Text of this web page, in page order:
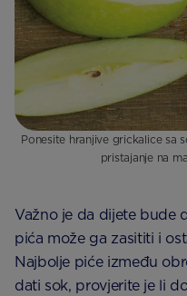
Ponesite hranjive grickalice sa
pristajanje na
Važno je da dijete bude
pića može ga zasititi i
Najbolje piće između
dati sok, provjerite je li